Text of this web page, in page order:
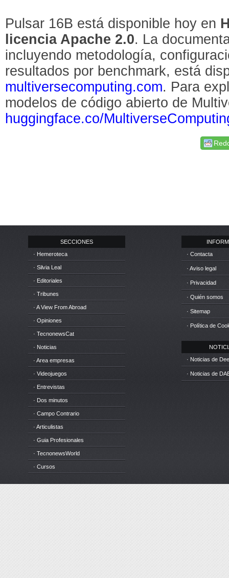
Pulsar 16B está disponible hoy en
licencia Apache 2.0. La
incluyendo metodología,
resultados por benchmark, está
multiversecomputing.com. Para
modelos de código abierto de
huggingface.co/
SECCIONES
· Hemeroteca
· Silvia Leal
· Editoriales
· Tribunes
· A View From Abroad
· Opiniones
· TecnonewsCat
· Noticias
· Area empresas
· Videojuegos
· Entrevistas
· Dos minutos
· Campo Contrario
· Articulistas
· Guia Profesionales
· TecnonewsWorld
· Cursos
· Contacta
· Aviso legal
· Privacidad
· Quién somos
· Sitemap
· Política de
· Noticias de
· Noticias de